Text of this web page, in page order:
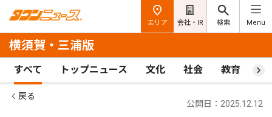
エリア 会社・IR 検索 Menu
横須賀・三浦版
すべて トップニュース 文化 社会 教育 ス
戻る
公開日：2025.12.12